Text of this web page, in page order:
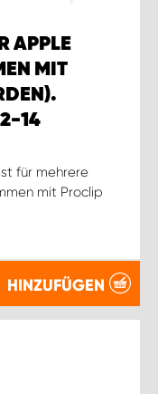
APPLE
MIT
14
für mehrere
mit Proclip
HINZUFÜGEN